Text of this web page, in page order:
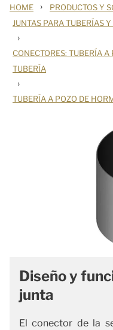
HOME › PRODUCTOS Y
JUNTAS PARA TUBERÍAS
›
CONECTORES: TUBERÍA
TUBERÍA
›
TUBERÍA A POZO DE
Diseño y
junta
El conector de la